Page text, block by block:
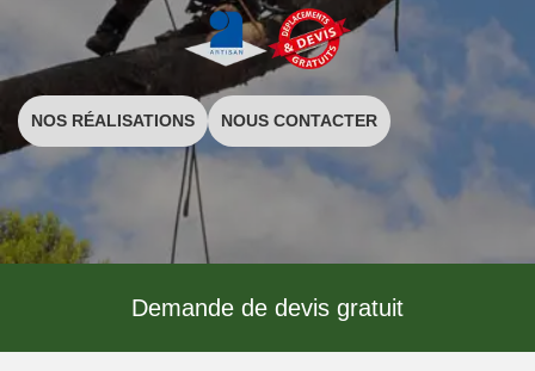
NOS RÉALISATIONS NOUS CONTACTER
Demande de devis gratuit